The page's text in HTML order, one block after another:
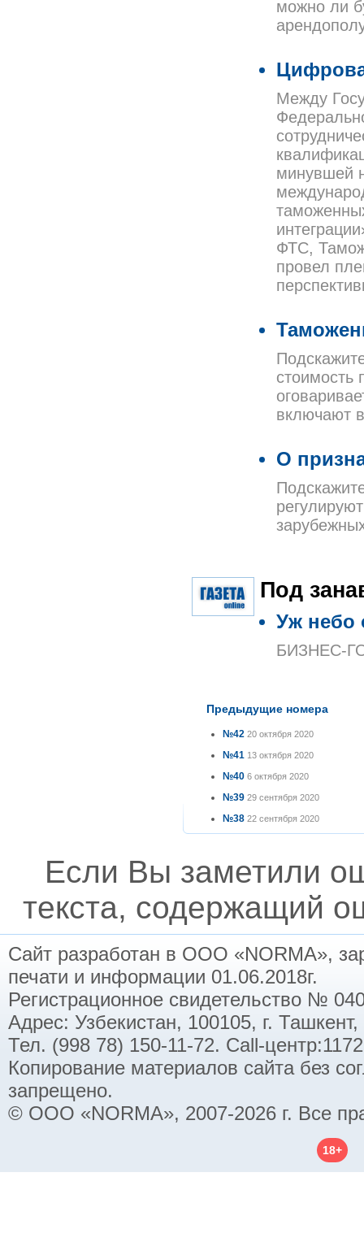
можно ли
Между
минувшей
ФТС,
провел
стоимость
включают
О
Под
Уж
БИЗНЕС-
Предыдущие номера
№42 20 октября 2020
№41 13 октября 2020
№40 6 октября 2020
№39 29 сентября 2020
№38 22 сентября 2020
Если Вы заметили
текста, содержащий
Сайт разработан в ООО «NORMA»,
печати и информации 01.06.2018г.
Регистрационное свидетельство №
Адрес: Узбекистан, 100105, г.
Тел. (998 78) 150-11-72. Call-
Копирование материалов сайта без
запрещено.
© ООО «NORMA», 2007-2026 г. Все
18+